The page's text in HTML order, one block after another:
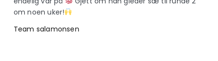
om noen uker!
Team salamonsen